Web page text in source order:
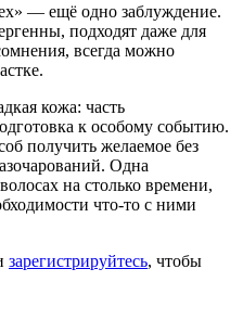
— ещё одно заблуждение.
подходят даже для
всегда можно
кожа: часть
к особому событию.
получить желаемое без
Одна
на столько времени,
что-то с ними
зарегистрируйтесь, чтобы